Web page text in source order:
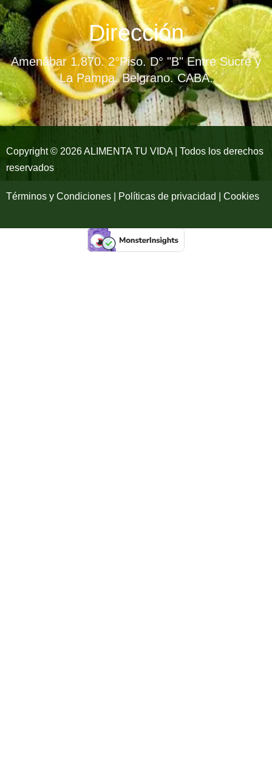
e
b
o
o
k
-
t
a
g
r
a
m
t
u
b
e
Dirección
Amenábar 1.870. 2°Piso. D° "B" Entre Sucre y
La Pampa. Belgrano. CABA.
Copyright © 2026 ALIMENTA TU VIDA | Todos los derechos
reservados
Términos y Condiciones | Políticas de privacidad | Cookies